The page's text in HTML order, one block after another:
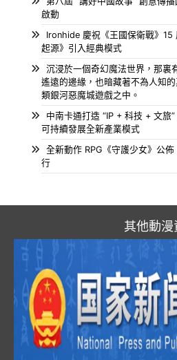
啟動
Ironhide 慶祝《王國保衛戰》15
起源》引入經典模式
沉浸於一個奇幻魔法世界，那裏
遙遠的邊緣，也暗藏著不為人知
類銀河惡魔城遊戲之中。
中南卡通打造 “IP + 科技 + 文旅
可持續發展全新產業模式
全新動作 RPG《守護少女》公
行
其他動漫